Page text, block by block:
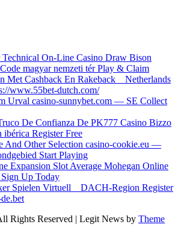
On-Line Casino Draw Bison
magyar nemzeti tér Play & Claim
Met Cashback En Rakeback _ Netherlands
www.55bet-dutch.com/
Urval casino-sunnybet.com — SE Collect
De Confianza De PK777 Casino Bizzo
ibérica Register Free
And Other Selection casino-cookie.eu —
Start Playing
Expansion Slot Average Mohegan Online
Up Today
Spielen Virtuell _ DACH-Region Register
Rights Reserved | Legit News by Theme